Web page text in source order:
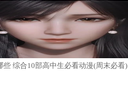
些 综合10部高中生必看动漫(周末必看)